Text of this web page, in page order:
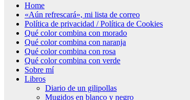
Home
«Aún refrescará», mi lista de correo
Política de privacidad / Política de Cookies
Qué color combina con morado
Qué color combina con naranja
Qué color combina con rosa
Qué color combina con verde
Sobre mí
Libros
Diario de un gilipollas
Mugidos en blanco y negro